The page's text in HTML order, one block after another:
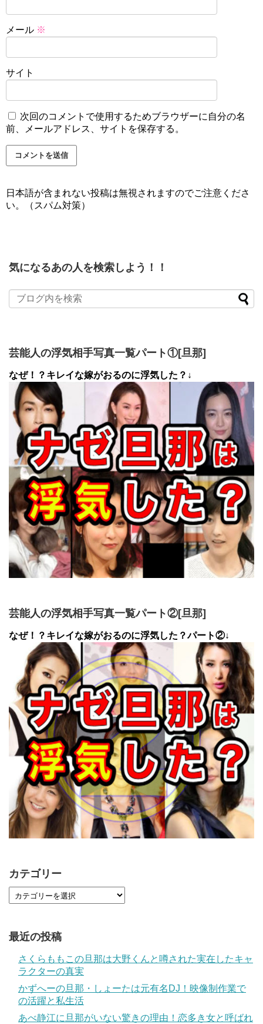
メール ※
サイト
次回のコメントで使用するためブラウザーに自分の名
前、メールアドレス、サイトを保存する。
日本語が含まれない投稿は無視されますのでご注意くださ
い。（スパム対策）
気になるあの人を検索しよう！！
芸能人の浮気相手写真一覧パート①[旦那]
なぜ！？キレイな嫁がおるのに浮気した？↓
芸能人の浮気相手写真一覧パート②[旦那]
なぜ！？キレイな嫁がおるのに浮気した？パート②↓
カテゴリー
最近の投稿
さくらももこの旦那は大野くんと噂された実在したキャ
ラクターの真実
かずへーの旦那・しょーたは元有名DJ！映像制作業で
の活躍と私生活
あべ静江に旦那がいない驚きの理由！恋多き女と呼ばれ